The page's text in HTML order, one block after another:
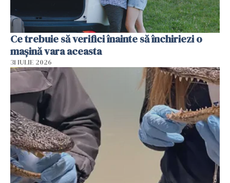
Ce trebuie să verifici înainte să închiriezi o
mașină vara aceasta
31 IULIE 2026